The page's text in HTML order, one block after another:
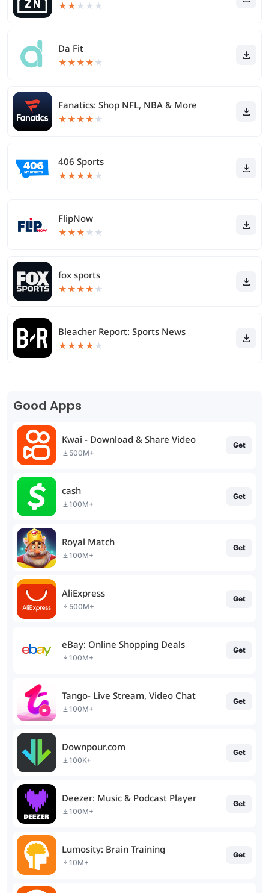
★★ ★ ★ ★
Da Fit
★★★★ ★
Fanatics: Shop NFL, NBA & More
★★★★ ★
406 Sports
★★★★ ★
FlipNow
★★★ ★ ★
fox sports
★★★★ ★
Bleacher Report: Sports News
★★★★ ★
Good Apps
Kwai - Download & Share Video
500M+
Get
cash
100M+
Get
Royal Match
100M+
Get
AliExpress
500M+
Get
eBay: Online Shopping Deals
100M+
Get
Tango- Live Stream, Video Chat
100M+
Get
Downpour.com
100K+
Get
Deezer: Music & Podcast Player
100M+
Get
Lumosity: Brain Training
10M+
Get